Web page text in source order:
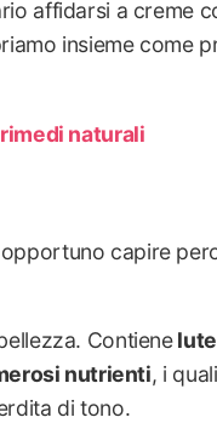
affidarsi a creme
insieme come
naturali
capire
Contiene
nutrienti, i
di tono.